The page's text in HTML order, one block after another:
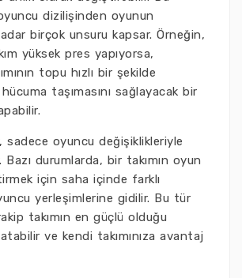
dizilişinden oyunun
birçok unsuru kapsar. Örneğin,
yüksek pres yapıyorsa,
topu hızlı bir şekilde
taşımasını sağlayacak bir
sadece oyuncu değişiklikleriyle
Bazı durumlarda, bir takımın oyun
için saha içinde farklı
yerleşimlerine gidilir. Bu tür
takımın en güçlü olduğu
ve kendi takımınıza avantaj